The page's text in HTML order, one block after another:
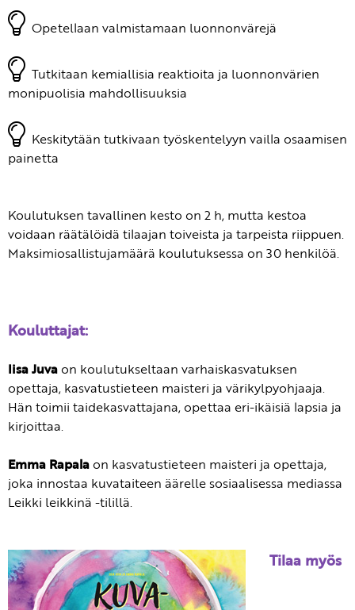
Opetellaan valmistamaan luonnonvärejä
Tutkitaan kemiallisia reaktioita ja luonnonvärien
monipuolisia mahdollisuuksia
Keskitytään tutkivaan työskentelyyn vailla osaamisen
painetta
Koulutuksen tavallinen kesto on 2 h, mutta kestoa
voidaan räätälöidä tilaajan toiveista ja tarpeista riippuen.
Maksimiosallistujamäärä koulutuksessa on 30 henkilöä.
Kouluttajat:
Iisa Juva on koulutukseltaan varhaiskasvatuksen
opettaja, kasvatustieteen maisteri ja värikylpyohjaaja.
Hän toimii taidekasvattajana, opettaa eri-ikäisiä lapsia ja
kirjoittaa.
Emma Rapala on kasvatustieteen maisteri ja opettaja,
joka innostaa kuvataiteen äärelle sosiaalisessa mediassa
Leikki leikkinä -tilillä.
Tilaa myös